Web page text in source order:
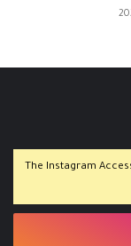
The Instagram